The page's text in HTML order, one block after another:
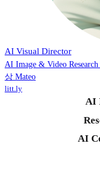
AI Visual Director
AI Image & Video
상 Mateo
litt.ly
AI
AI